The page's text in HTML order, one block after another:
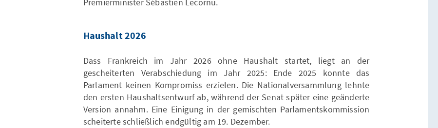
Premierminister Sébastien Lecornu.
Haushalt 2026
Dass Frankreich im Jahr 2026 ohne Haushalt startet, liegt an der
gescheiterten Verabschiedung im Jahr 2025: Ende 2025 konnte das
Parlament keinen Kompromiss erzielen. Die Nationalversammlung lehnte
den ersten Haushaltsentwurf ab, während der Senat später eine geänderte
Version annahm. Eine Einigung in der gemischten Parlamentskommission
scheiterte schließlich endgültig am 19. Dezember.